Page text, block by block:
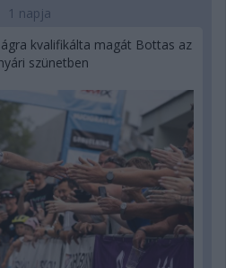
1 napja
kvalifikálta magát Bottas az
szünetben